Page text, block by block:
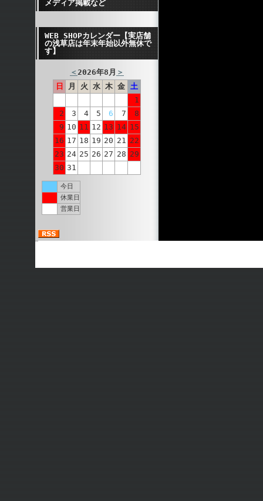
メディア掲載など
WEB SHOPカレンダー【実店舗
の浅草店は年末年始以外無休で
す】
＜2026年8月 ＞
日
月 火 水 木 金 土
1
2
3 4 5 6 7
8
9 10 11 12 13 14 15
16 17 18 19 20 21 22
23 24 25 26 27 28 29
30 31
今日
休業日
営業日